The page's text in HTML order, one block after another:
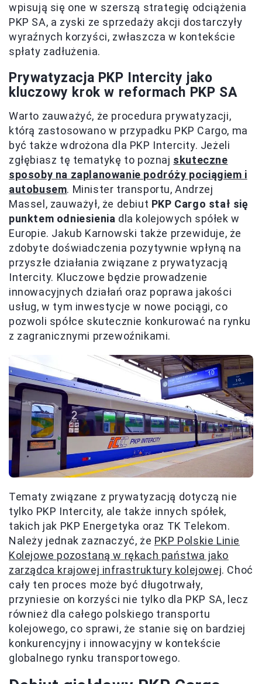
wpisują się one w szerszą strategię odciążenia
PKP SA, a zyski ze sprzedaży akcji dostarczyły
wyraźnych korzyści, zwłaszcza w kontekście
spłaty zadłużenia.
Prywatyzacja PKP Intercity jako
kluczowy krok w reformach PKP SA
Warto zauważyć, że procedura prywatyzacji,
którą zastosowano w przypadku PKP Cargo, ma
być także wdrożona dla PKP Intercity. Jeżeli
zgłębiasz tę tematykę to poznaj skuteczne
sposoby na zaplanowanie podróży pociągiem i
autobusem. Minister transportu, Andrzej
Massel, zauważył, że debiut PKP Cargo stał się
punktem odniesienia dla kolejowych spółek w
Europie. Jakub Karnowski także przewiduje, że
zdobyte doświadczenia pozytywnie wpłyną na
przyszłe działania związane z prywatyzacją
Intercity. Kluczowe będzie prowadzenie
innowacyjnych działań oraz poprawa jakości
usług, w tym inwestycje w nowe pociągi, co
pozwoli spółce skutecznie konkurować na rynku
z zagranicznymi przewoźnikami.
Tematy związane z prywatyzacją dotyczą nie
tylko PKP Intercity, ale także innych spółek,
takich jak PKP Energetyka oraz TK Telekom.
Należy jednak zaznaczyć, że PKP Polskie Linie
Kolejowe pozostaną w rękach państwa jako
zarządca krajowej infrastruktury kolejowej. Choć
cały ten proces może być długotrwały,
przyniesie on korzyści nie tylko dla PKP SA, lecz
również dla całego polskiego transportu
kolejowego, co sprawi, że stanie się on bardziej
konkurencyjny i innowacyjny w kontekście
globalnego rynku transportowego.